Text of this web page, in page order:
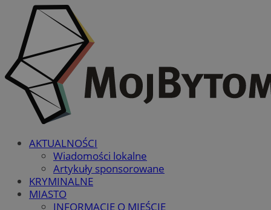
AKTUALNOŚCI
Wiadomości lokalne
Artykuły sponsorowane
KRYMINALNE
MIASTO
INFORMACJE O MIEŚCIE